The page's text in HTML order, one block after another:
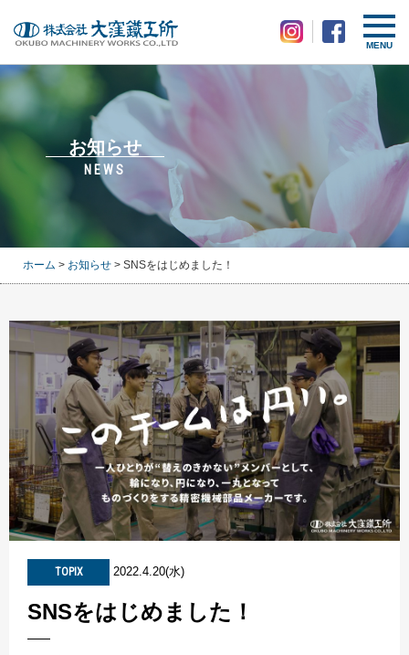
MENU
お知らせ
NEWS
ホーム > お知らせ > SNSをはじめました！
TOPIX 2022.4.20(水)
SNSをはじめました！